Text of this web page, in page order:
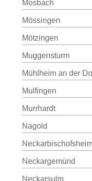
Mosbach
Mössingen
Mötzingen
Muggensturm
Mühlheim an der
Mulfingen
Murrhardt
Nagold
Neckargemünd
Neckarsulm